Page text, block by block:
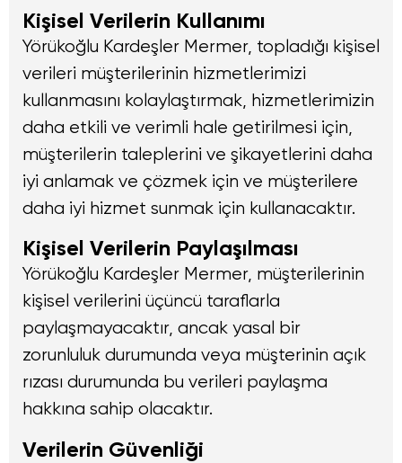
Kişisel Verilerin Kullanımı
Yörükoğlu Kardeşler Mermer, topladığı kişisel
verileri müşterilerinin hizmetlerimizi
kullanmasını kolaylaştırmak, hizmetlerimizin
daha etkili ve verimli hale getirilmesi için,
müşterilerin taleplerini ve şikayetlerini daha
iyi anlamak ve çözmek için ve müşterilere
daha iyi hizmet sunmak için kullanacaktır.
Kişisel Verilerin Paylaşılması
Yörükoğlu Kardeşler Mermer, müşterilerinin
kişisel verilerini üçüncü taraflarla
paylaşmayacaktır, ancak yasal bir
zorunluluk durumunda veya müşterinin açık
rızası durumunda bu verileri paylaşma
hakkına sahip olacaktır.
Verilerin Güvenliği